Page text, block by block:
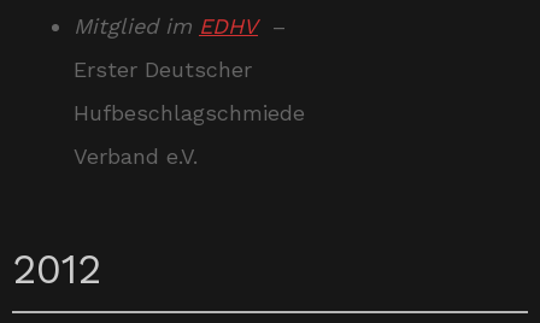
Mitglied im EDHV–
Erster Deutscher
Hufbeschlagschmiede
Verband e.V.
2012